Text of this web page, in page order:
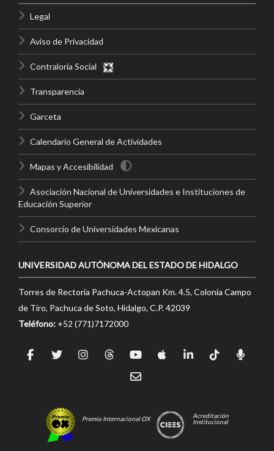
Legal
Aviso de Privacidad
Contraloría Social
Transparencia
Garceta
Calendario General de Actividades
Mapas y Accesibilidad
Asociación Nacional de Universidades e Instituciones de
Educación Superior
Consorcio de Universidades Mexicanas
UNIVERSIDAD AUTÓNOMA DEL ESTADO DE HIDALGO
Torres de Rectoría Pachuca-Actopan Km. 4.5, Colonia Campo
de Tiro, Pachuca de Soto, Hidalgo, C.P. 42039
Teléfono: +52 (771)7172000
Premio Internacional OX
Acreditación
Institucional